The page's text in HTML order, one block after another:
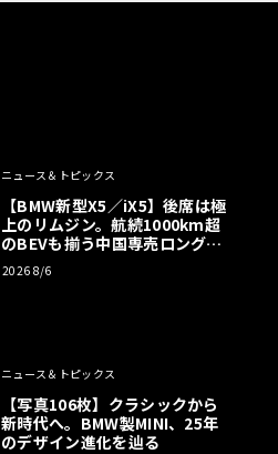
ニュース＆トピックス
【BMW新型X5／iX5】後席は極
上のリムジン。航続1000km超
のBEVも揃う中国専売ロング仕
様の全貌
2026 8/6
ニュース＆トピックス
【写真106枚】クラシックから
新時代へ。BMW製MINI、25年
のデザイン進化を辿る